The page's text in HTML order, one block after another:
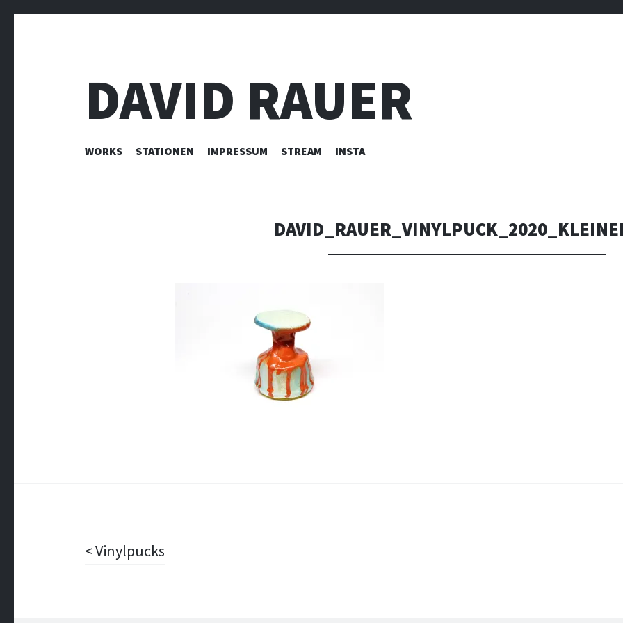
DAVID RAUER
ZUM INHALT SPRINGEN
WORKS STATIONEN IMPRESSUM STREAM INSTA
Beitragsnavigation
Vinylpucks